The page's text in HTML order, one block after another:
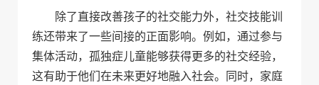
除了直接改善孩子的社交能力外，社交技能训
练还带来了一些间接的正面影响。例如，通过参与
集体活动，孤独症儿童能够获得更多的社交经验，
这有助于他们在未来更好地融入社会。同时，家庭